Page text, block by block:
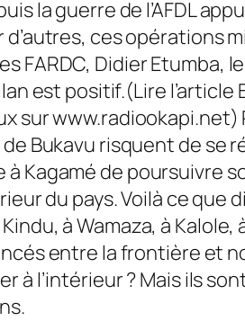
la guerre de l’AFDL
d’autres, ces opérations
FARDC, Didier
est positif.(Lire
sur
Bukavu risquent de se
Kagamé de poursuivre
du pays. Voilà ce que
à Wamaza, à
entre la frontière et
à l’intérieur ? Mais ils